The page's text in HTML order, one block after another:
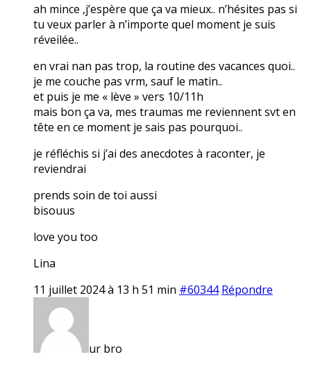
ah mince ,j’espère que ça va mieux.. n’hésites pas si
tu veux parler à n’importe quel moment je suis
réveilée..
en vrai nan pas trop, la routine des vacances quoi..
je me couche pas vrm, sauf le matin..
et puis je me « lève » vers 10/11h
mais bon ça va, mes traumas me reviennent svt en
tête en ce moment je sais pas pourquoi..
je réfléchis si j’ai des anecdotes à raconter, je
reviendrai
prends soin de toi aussi
bisouus
love you too
Lina
11 juillet 2024 à 13 h 51 min #60344 Répondre
ur bro